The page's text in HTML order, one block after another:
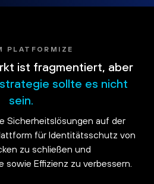
PLATFORMIZE
ist fragmentiert, aber
sollte es nicht
sein.
Sicherheitslösungen auf der
für Identitätsschutz von
zu schließen und
sowie Effizienz zu verbessern.